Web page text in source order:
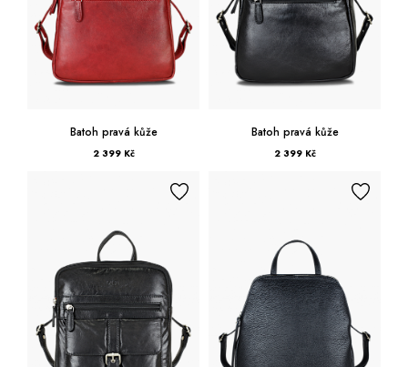
Batoh pravá kůže
2 399 Kč
Batoh pravá kůže
2 399 Kč